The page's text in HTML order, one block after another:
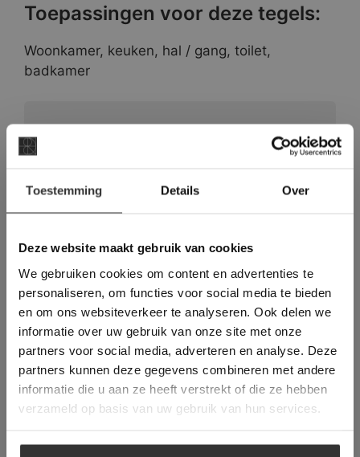
Toestemming Details Over
Deze website maakt gebruik van cookies
We gebruiken cookies om content en advertenties te
personaliseren, om functies voor social media te bieden
en om ons websiteverkeer te analyseren. Ook delen we
informatie over uw gebruik van onze site met onze
partners voor social media, adverteren en analyse. Deze
partners kunnen deze gegevens combineren met andere
informatie die u aan ze heeft verstrekt of die ze hebben
verzameld op basis van uw gebruik van hun services.
Toepassingen voor deze tegels:
Woonkamer, keuken, hal / gang, toilet,
badkamer
Vraag direct een vrijblijvende
offerte aan voor deze vloer:
VRAAG NU EEN OFFERTE AAN
Vraag direct een
Deze website maakt
gebruik van cookies.
This Cookie Banner was deleted and is no
longer working. Please contact the website
administrator.
Deze website gebruikt cookies om de
gebruikerservaring te verbeteren. Door
gebruik te maken van onze website geeft u
toestemming voor alle cookies in
overeenstemming met ons cookiebeleid.Lees
verder
ALLES ACCEPTEREN
ALLES AFWIJZEN